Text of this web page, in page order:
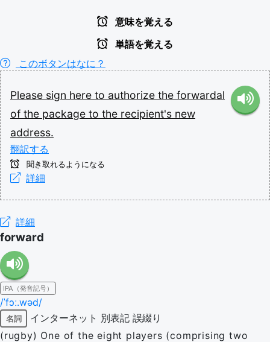
意味を覚える
単語を覚える
このボタンはなに？
Please sign here to authorize the forwardal
of the package to the recipient's new
address.
翻訳する
聞き取れるようになる
詳細
詳細
forward
IPA（発音記号）
/ˈfɔː.wəd/
名詞 インターネット 別表記 誤綴り
(rugby) One of the eight players (comprising two